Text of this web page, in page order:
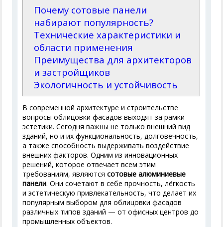
Почему сотовые панели
набирают популярность?
Технические характеристики и
области применения
Преимущества для архитекторов
и застройщиков
Экологичность и устойчивость
В современной архитектуре и строительстве
вопросы облицовки фасадов выходят за рамки
эстетики. Сегодня важны не только внешний вид
зданий, но и их функциональность, долговечность,
а также способность выдерживать воздействие
внешних факторов. Одним из инновационных
решений, которое отвечает всем этим
требованиям, являютсясотовые алюминиевые
панели. Они сочетают в себе прочность, лёгкость
и эстетическую привлекательность, что делает их
популярным выбором для облицовки фасадов
различных типов зданий — от офисных центров до
промышленных объектов.